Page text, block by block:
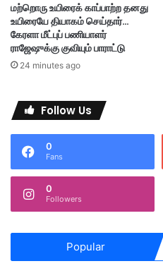
கே
ர
ளா
&
லி
யி
ல்
க
பு
மற்றொரு உயிரைக் காப்பாற்ற தனது
உயிரையே தியாகம் செய்தார்…
கேரளா மீட்புப் பணியாளர்
ராஜேஷுக்கு குவியும் பாராட்டு
24 minutes ago
Follow Us
0
Fans
0
Followers
Popular